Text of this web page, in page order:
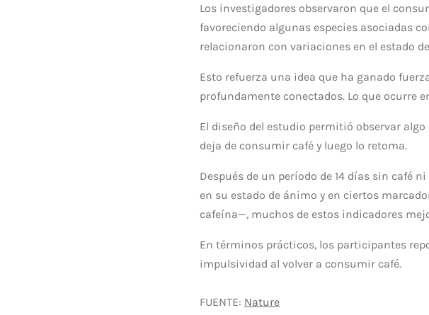
Los investigadores observaron que el
favoreciendo algunas especies asociadas
relacionaron con variaciones en el estado
Esto refuerza una idea que ha ganado
profundamente conectados. Lo que ocurre
El diseño del estudio permitió observar
deja de consumir café y luego lo retoma.
Después de un período de 14 días sin café
en su estado de ánimo y en ciertos
cafeína—, muchos de estos indicadores
En términos prácticos, los participantes
impulsividad al volver a consumir café.
FUENTE: Nature